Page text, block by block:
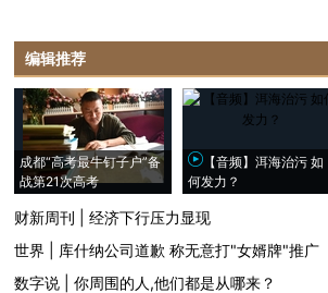
编辑推荐
成都“高考最牛钉子户”备
战第21次高考
【音频】洱海治污 如
何发力？
财新周刊
经济下行压力显现
世界
库什纳公司道歉 称无意打"女婿牌"推广
数字说
你周围的人,他们都是从哪来？